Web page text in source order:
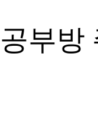
공부방